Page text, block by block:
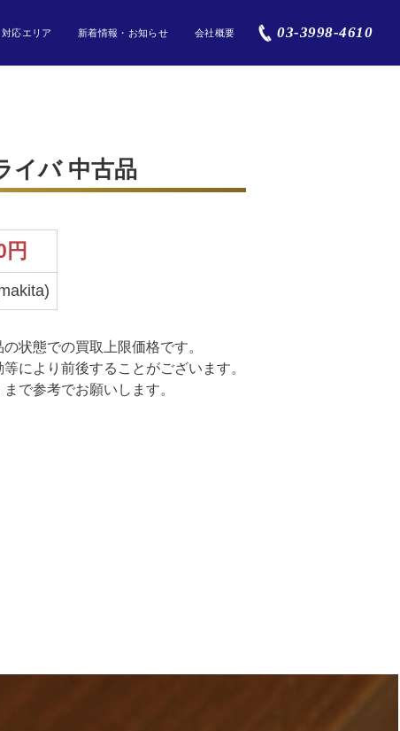
対応エリア 新着情報・お知らせ 会社概要 03-3998-4610
イバ 中古品
円
状態での買取上限価格です。
により前後することがございます。
で参考でお願いします。